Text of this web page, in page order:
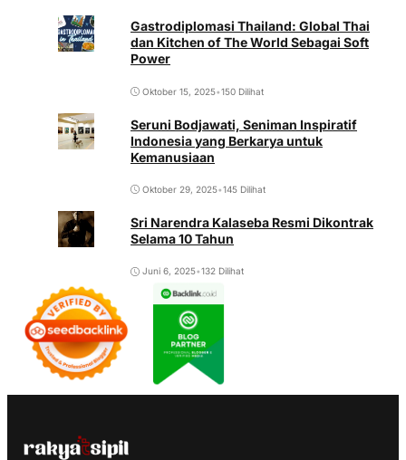
Gastrodiplomasi Thailand: Global Thai
dan Kitchen of The World Sebagai Soft
Power
Oktober 15, 2025•150 Dilihat
Seruni Bodjawati, Seniman Inspiratif
Indonesia yang Berkarya untuk
Kemanusiaan
Oktober 29, 2025•145 Dilihat
Sri Narendra Kalaseba Resmi Dikontrak
Selama 10 Tahun
Juni 6, 2025•132 Dilihat